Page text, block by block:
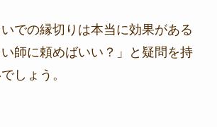
での縁切りは本当に効果がある
師に頼めばいい？」と疑問を持
しょう。